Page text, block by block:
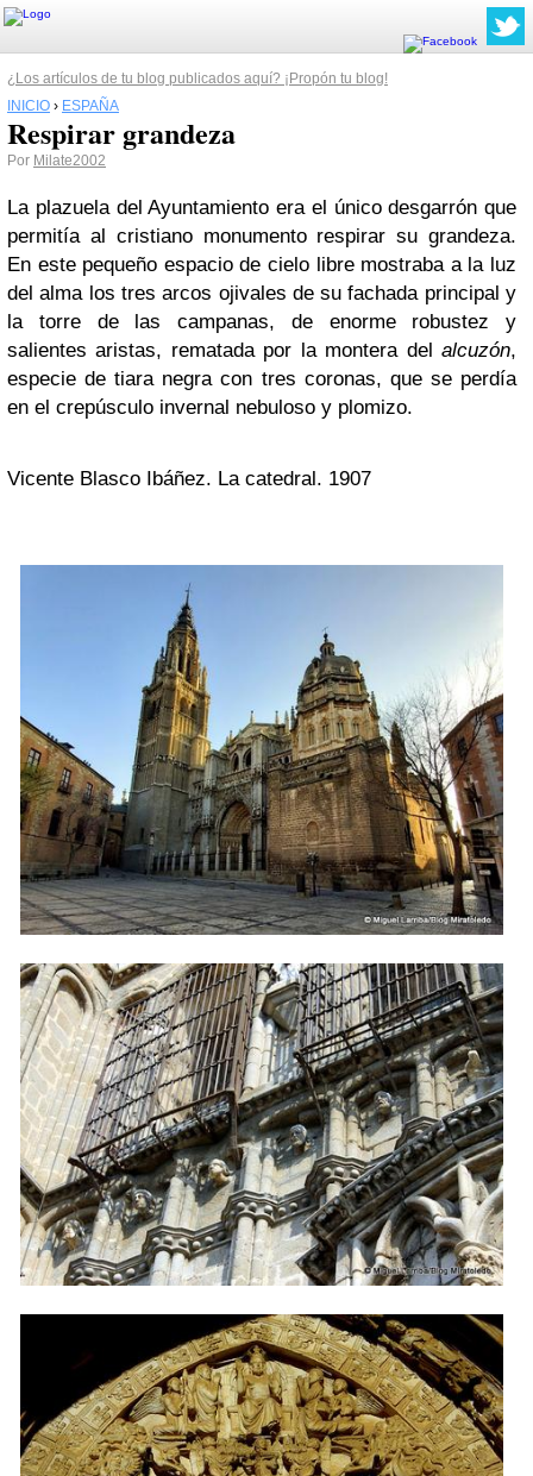
¿Los artículos de tu blog publicados aquí? ¡Propón tu blog!
INICIO › ESPAÑA
Respirar grandeza
Por Milate2002
La plazuela del Ayuntamiento era el único desgarrón que
permitía al cristiano monumento respirar su grandeza.
En este pequeño espacio de cielo libre mostraba a la luz
del alma los tres arcos ojivales de su fachada principal y
la torre de las campanas, de enorme robustez y
salientes aristas, rematada por la montera del alcuzón,
especie de tiara negra con tres coronas, que se perdía
en el crepúsculo invernal nebuloso y plomizo.
Vicente Blasco Ibáñez. La catedral. 1907